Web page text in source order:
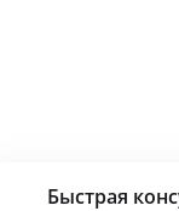
Быстрая